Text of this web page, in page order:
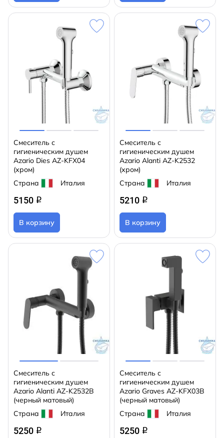
Смеситель с
гигиеническим душем
Azario Dies AZ-KFX04
(хром)
Страна
Италия
5150 q
В корзину
Смеситель с
гигиеническим душем
Azario Alanti AZ-K2532
(хром)
Страна
Италия
5210 q
В корзину
Смеситель с
гигиеническим душем
Azario Alanti AZ-K2532B
(черный матовый)
Страна
Италия
5250 q
Смеситель с
гигиеническим душем
Azario Graves AZ-KFX03B
(черный матовый)
Страна
Италия
5250 q